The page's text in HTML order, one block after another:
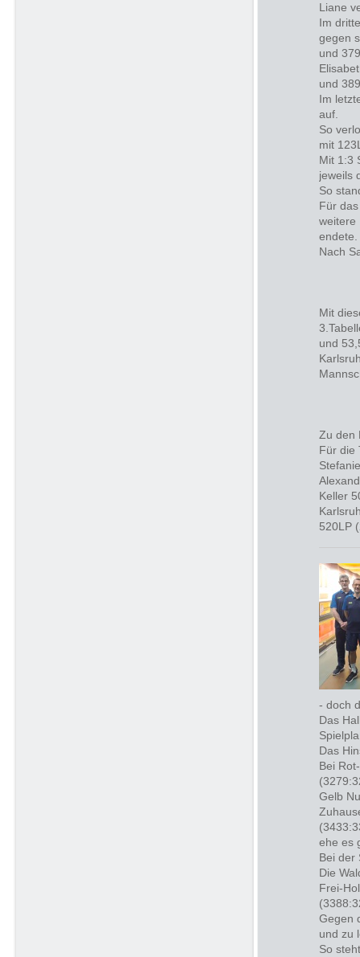
Liane
Im
gegen
und
und
Im
auf.
So
mit
Mit 1:3
jeweils
So
Für
weitere
endete.
Nach
Mit
und
Zu den
Für die
Keller
520LP
- doch
Das
Das
Bei
Gelb
ehe es
Bei der
Die
Frei-
Gegen
und zu
So